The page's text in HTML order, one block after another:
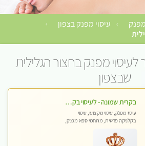
מפנק › עיסוי מפנק בצפון ›
לעיסוי מפנק בחצור הגלילית
שבצפון
בקרית שמונה - לעיסוי בקליניקה פרטית לחלוטין, מעסה איכותית ומיוחדת ברמה גבוהה מאוד
עיסוי מפנק, עיסוי מקצועי, עיסוי
בקלניקה פרטית, מתחמי ספא מפנק,